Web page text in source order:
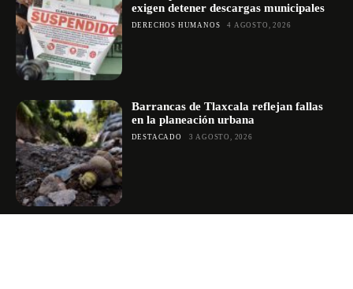
exigen detener descargas municipales
DERECHOS HUMANOS 4 AGOSTO, 2026
Barrancas de Tlaxcala reflejan fallas
en la planeación urbana
DESTACADO 3 AGOSTO, 2026